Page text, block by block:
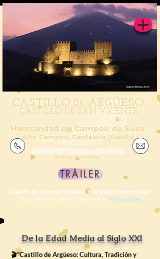
CASTILLO DE ARGÜESO
CASTILLO DE SAN VICENTE
Hermandad de Campoo de Suso
Alto Campoo, Cantabria (España)
- ABIERTO TODOS LOS DÍAS -
(Consultar festivos)
TRÁILER
Castillo de Argüeso: Cultura, Tradición y Modernidad
Documental completo disponible en Prime Video
De la Edad Media al Siglo XXI
🎬"Castillo de Argüeso: Cultura, Tradición y